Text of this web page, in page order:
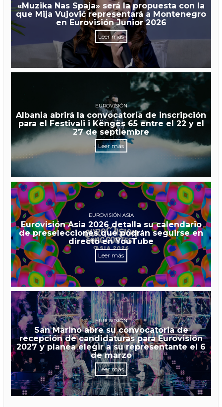
«Muzika Nas Spaja» será la propuesta con la
que Mija Vujović representará a Montenegro
en Eurovisión Junior 2026
Leer más
EUROVISIÓN
Albania abrirá la convocatoria de inscripción
para el Festivali i Këngës 65 entre el 22 y el
27 de septiembre
Leer más
EUROVISIÓN ASIA
Eurovisión Asia 2026 detalla su calendario
de preselecciones que podrán seguirse en
directo en YouTube
Leer más
EUROVISIÓN
San Marino abre su convocatoria de
recepción de candidaturas para Eurovisión
2027 y planea elegir a su representante el 6
de marzo
Leer más